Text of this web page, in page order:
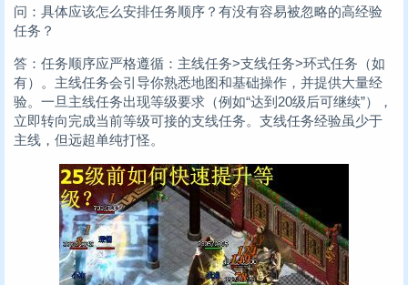
问：具体应该怎么安排任务顺序？有没有容易被忽略的高经验
任务？
答：任务顺序应严格遵循：主线任务>支线任务>环式任务（如
有）。主线任务会引导你熟悉地图和基础操作，并提供大量经
验。一旦主线任务出现等级要求（例如“达到20级后可继续”），
立即转向完成当前等级可接的支线任务。支线任务经验虽少于
主线，但远超单纯打怪。